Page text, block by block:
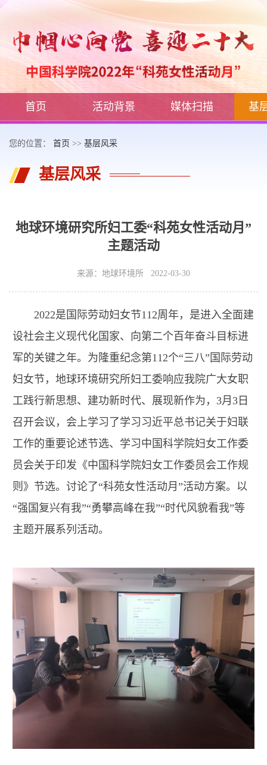
首页 活动背景 媒体扫描 基
您的位置： 首页 >> 基层风采
基层风采
地球环境研究所妇工委“科苑女性活动月”
主题活动
来源：地球环境所 2022-03-30
2022是国际劳动妇女节112周年，是进入全面建
设社会主义现代化国家、向第二个百年奋斗目标进
军的关键之年。为隆重纪念第112个“三八”国际劳动
妇女节，地球环境研究所妇工委响应我院广大女职
工践行新思想、建功新时代、展现新作为，3月3日
召开会议，会上学习了学习习近平总书记关于妇联
工作的重要论述节选、学习中国科学院妇女工作委
员会关于印发《中国科学院妇女工作委员会工作规
则》节选。讨论了“科苑女性活动月”活动方案。以
“强国复兴有我”“勇攀高峰在我”“时代风貌看我”等
主题开展系列活动。